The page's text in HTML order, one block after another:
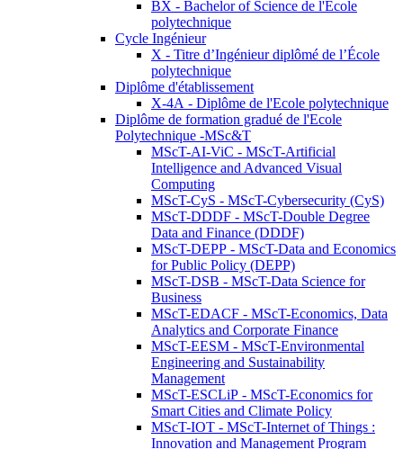
BX - Bachelor of Science de l'Ecole
polytechnique
Cycle Ingénieur
X - Titre d’Ingénieur diplômé de l’École
polytechnique
Diplôme d'établissement
X-4A - Diplôme de l'Ecole polytechnique
Diplôme de formation gradué de l'Ecole
Polytechnique -MSc&T
MScT-AI-ViC - MScT-Artificial
Intelligence and Advanced Visual
Computing
MScT-CyS - MScT-Cybersecurity (CyS)
MScT-DDDF - MScT-Double Degree
Data and Finance (DDDF)
MScT-DEPP - MScT-Data and Economics
for Public Policy (DEPP)
MScT-DSB - MScT-Data Science for
Business
MScT-EDACF - MScT-Economics, Data
Analytics and Corporate Finance
MScT-EESM - MScT-Environmental
Engineering and Sustainability
Management
MScT-ESCLiP - MScT-Economics for
Smart Cities and Climate Policy
MScT-IOT - MScT-Internet of Things :
Innovation and Management Program